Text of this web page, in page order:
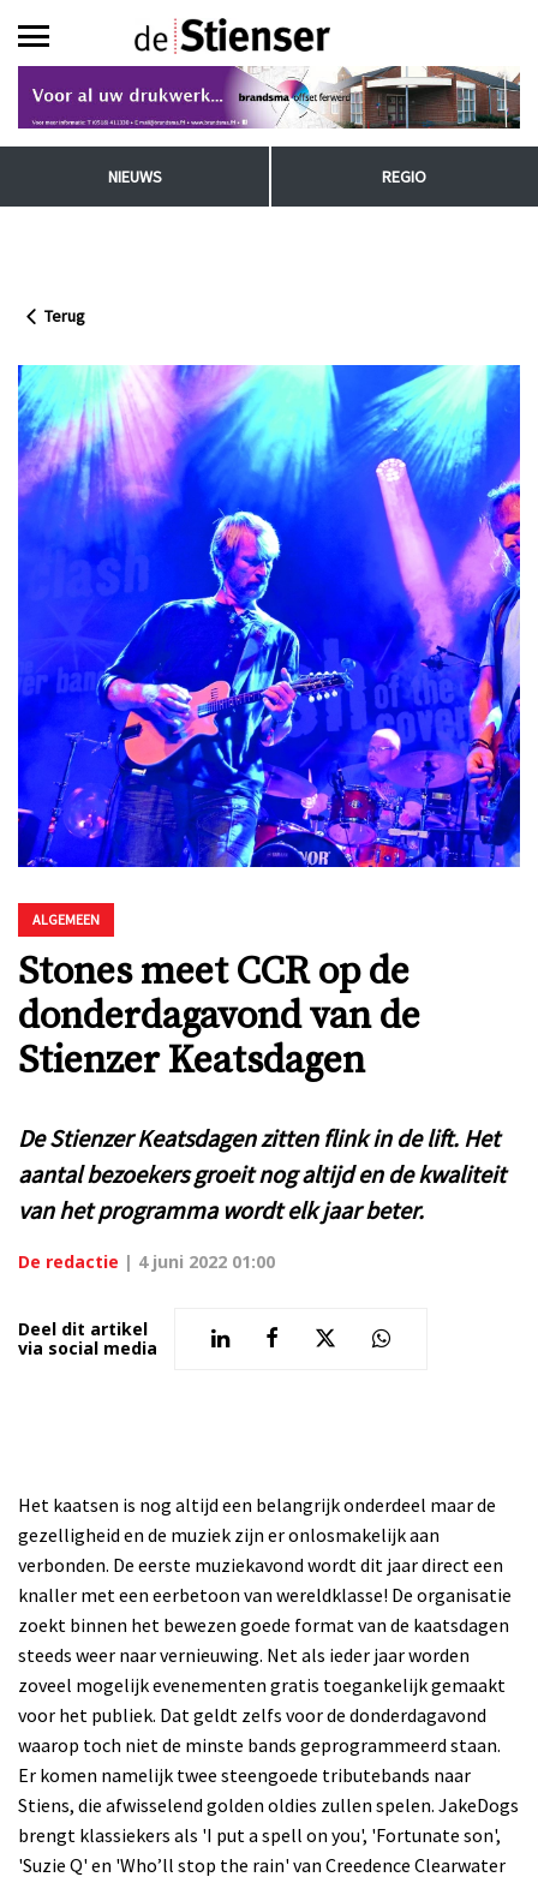
NIEUWS REGIO
Terug
ALGEMEEN
Stones meet CCR op de
donderdagavond van de
Stienzer Keatsdagen
De Stienzer Keatsdagen zitten flink in de lift. Het
aantal bezoekers groeit nog altijd en de kwaliteit
van het programma wordt elk jaar beter.
De redactie | 4 juni 2022 01:00
Deel dit artikel
via social media
Het kaatsen is nog altijd een belangrijk onderdeel maar de
gezelligheid en de muziek zijn er onlosmakelijk aan
verbonden. De eerste muziekavond wordt dit jaar direct een
knaller met een eerbetoon van wereldklasse! De organisatie
zoekt binnen het bewezen goede format van de kaatsdagen
steeds weer naar vernieuwing. Net als ieder jaar worden
zoveel mogelijk evenementen gratis toegankelijk gemaakt
voor het publiek. Dat geldt zelfs voor de donderdagavond
waarop toch niet de minste bands geprogrammeerd staan.
Er komen namelijk twee steengoede tributebands naar
Stiens, die afwisselend golden oldies zullen spelen. JakeDogs
brengt klassiekers als 'I put a spell on you', 'Fortunate son',
'Suzie Q' en 'Who’ll stop the rain' van Creedence Clearwater